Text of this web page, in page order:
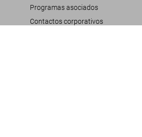
Programas asociados
Contactos corporativos